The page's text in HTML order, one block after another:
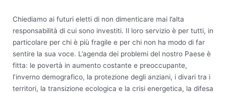
Chiediamo ai futuri eletti di non dimenticare mai l’alta
responsabilità di cui sono investiti. Il loro servizio è per tutti, in
particolare per chi è più fragile e per chi non ha modo di far
sentire la sua voce. L’agenda dei problemi del nostro Paese è
fitta: le povertà in aumento costante e preoccupante,
l’inverno demografico, la protezione degli anziani, i divari tra i
territori, la transizione ecologica e la crisi energetica, la difesa